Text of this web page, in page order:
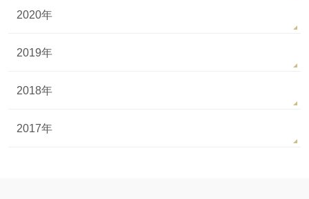
2020年
2019年
2018年
2017年